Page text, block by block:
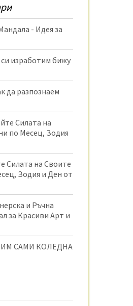
- Идея за
си изработим бижу
да разпознаем
Силата на
по Месец, Зодия
Силата на Своите
Зодия и Ден от
и Ръчна
за Красиви Арт и
САМИ КОЛЕДНА